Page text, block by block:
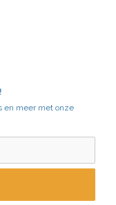
en meer met onze